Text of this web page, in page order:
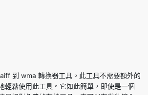
到 wma 轉換器工具。此工具不需要額外的
輕鬆使用此工具。它如此簡單，即使是一個
需要做的就是提交原始文件，你將獲得一個
何擁有手機、平板電腦、筆記本電腦或 PC